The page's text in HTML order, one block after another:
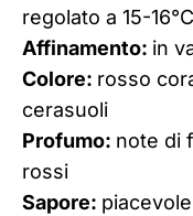
regolato a 15-16°C
Affinamento: in
Colore: rosso
cerasuoli
Profumo: note di
rossi
Sapore: